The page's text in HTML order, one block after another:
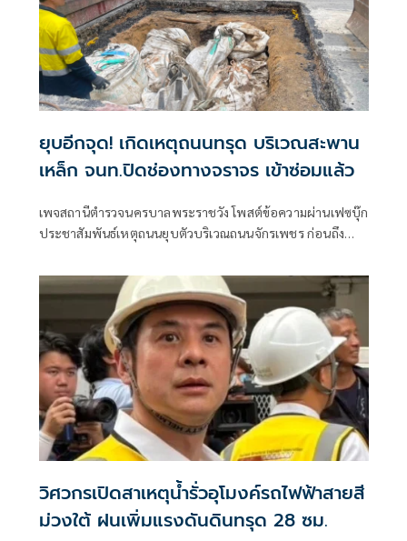
ยุบอีกจุด! เกิดเหตุถนนทรุด บริเวณสะพาน
เหล็ก จนท.ปิดช่องทางจราจร เข้าซ่อมแล้ว
เพจสถานีตำรวจนครบาลพระราชวัง โพสต์ข้อความผ่านเฟซบุ๊ก
ประชาสัมพันธ์เหตุถนนยุบตัวบริเวณถนนจักรเพชร ก่อนถึง
วิศวกรเปิดสาเหตุน้ำรั่วอุโมงค์รถไฟฟ้าสายสี
ม่วงใต้ ฝนเพิ่มแรงดันดินทรุด 28 ซม.